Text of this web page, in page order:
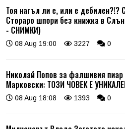
Тоя нагъл ли е, или е дебилен?!?
Стораро шпори без книжка в
- СНИМКИ)
08 Aug 19:00 3227 0
Николай Попов за фалшивия
Марковски: ТОЗИ ЧОВЕК Е
08 Aug 18:08 1393 0